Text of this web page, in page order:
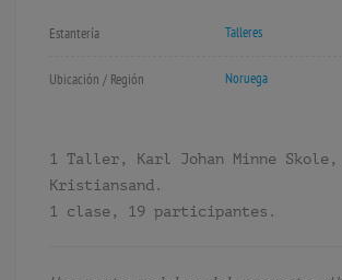
Estantería Talleres
Ubicación / Región Noruega
1 Taller, Karl Johan Minne Skole,
Kristiansand.
1 clase, 19 participantes.